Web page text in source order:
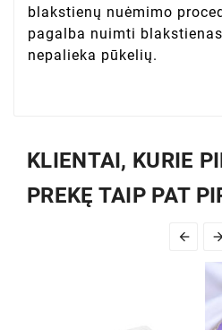
blakstienų nuėmimo
pagalba nuimti
nepalieka pūkelių.
KLIENTAI, KURIE
PREKĘ TAIP PAT
 